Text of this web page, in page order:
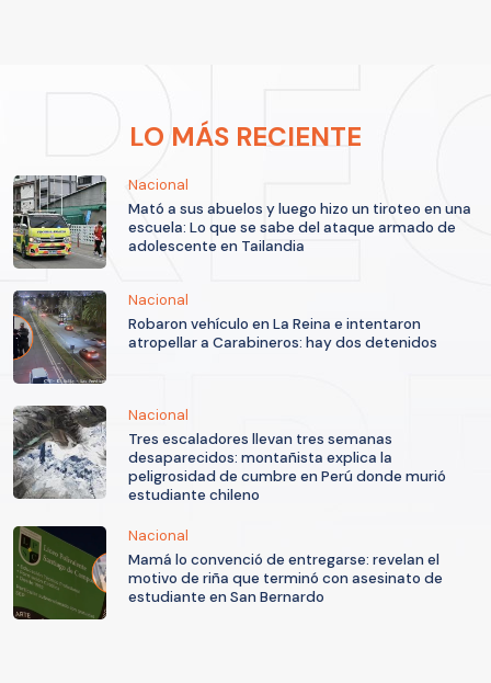
LO MÁS RECIENTE
Nacional
Mató a sus abuelos y luego hizo un tiroteo en una
escuela: Lo que se sabe del ataque armado de
adolescente en Tailandia
Nacional
Robaron vehículo en La Reina e intentaron
atropellar a Carabineros: hay dos detenidos
Nacional
Tres escaladores llevan tres semanas
desaparecidos: montañista explica la
peligrosidad de cumbre en Perú donde murió
estudiante chileno
Nacional
Mamá lo convenció de entregarse: revelan el
motivo de riña que terminó con asesinato de
estudiante en San Bernardo